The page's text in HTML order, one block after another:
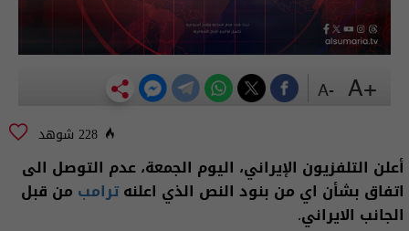
228 شوهد
أعلن التلفزيون الإيراني، اليوم الجمعة، عدم التوصل الى
اتفاق بشأن اي من بنود النص الذي اعلنهترامب من قبل
الجانب الايراني.
+A
-A